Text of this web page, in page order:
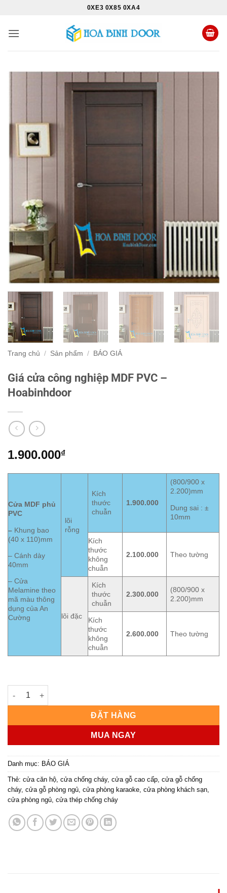
nội
0XE3 0X85 0XA4
Trang chủ / Sản phẩm / BÁO GIÁ
Giá cửa công nghiệp MDF PVC –
Hoabinhdoor
1.900.000₫
Cửa MDF phủ
PVC
– Khung bao
(40 x 110)mm
– Cánh dày
40mm
– Cửa
Melamine theo
mã màu thông
dụng của An
Cường
lõi
rỗng
Kích
thước
chuẫn
1.900.000
(800/900 x
2.200)mm
Dung sai : ±
10mm
Kích
thước
không
chuẫn
2.100.000 Theo tường
lõi đặc
Kích
thước
chuẫn
2.300.000
(800/900 x
2.200)mm
Kích
thước
không
chuẫn
2.600.000 Theo tường
Giá cửa công nghiệp MDF PVC - Hoabinhdoor số lượng
ĐẶT HÀNG
MUA NGAY
Danh mục: BÁO GIÁ
Thẻ: cửa căn hộ, cửa chống cháy, cửa gỗ cao cấp, cửa gỗ chống
cháy, cửa gỗ phòng ngủ, cửa phòng karaoke, cửa phòng khách sạn,
cửa phòng ngủ, cửa thép chống cháy